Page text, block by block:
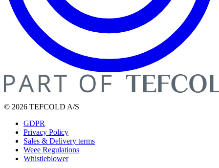
© 2026 TEFCOLD A/S
GDPR
Privacy Policy
Sales & Delivery terms
Weee Regulations
Whistleblower